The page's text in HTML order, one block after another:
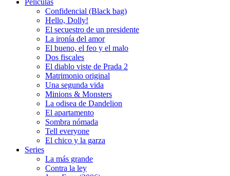
Peliculas
Confidencial (Black bag)
Hello, Dolly!
El secuestro de un presidente
La ironía del amor
El bueno, el feo y el malo
Dos fiscales
El diablo viste de Prada 2
Matrimonio original
Una segunda vida
Minions & Monsters
La odisea de Dandelion
El apartamento
Sombra nómada
Tell everyone
El chico y la garza
Series
La más grande
Contra la ley